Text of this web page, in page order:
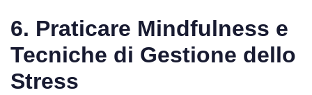
6. Praticare Mindfulness e
Tecniche di Gestione dello
Stress